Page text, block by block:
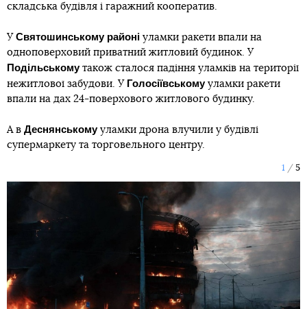
складська будівля і гаражний кооператив.
У Святошинському районі уламки ракети впали на
одноповерховий приватний житловий будинок. У
Подільськомутакож сталося падіння уламків на території
нежитлової забудови. У Голосіївськомууламки ракети
впали на дах 24-поверхового житлового будинку.
А в Деснянськомууламки дрона влучили у будівлі
супермаркету та торговельного центру.
1 5